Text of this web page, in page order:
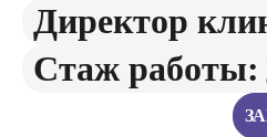
Директор
Стаж работы: